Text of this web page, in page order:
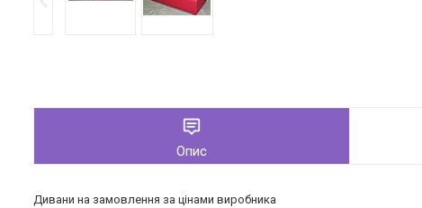
Опис
Дивани на замовлення за цінами виробника